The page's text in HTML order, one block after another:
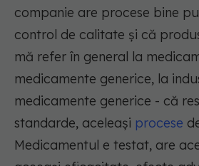
companie are procese bine
control de calitate și că
mă refer în general la
medicamente generice, la
medicamente generice - că
standarde, aceleași procese
Medicamentul e testat, are